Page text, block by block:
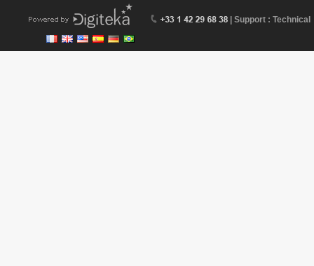
| Support : Technical